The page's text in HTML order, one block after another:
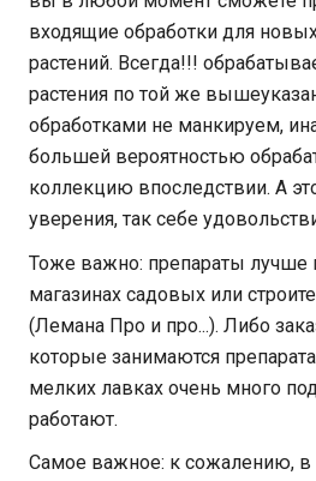
входящие обработки для
растений. Всегда!!!
растения по той же
обработками не манкируем,
большей вероятностью
коллекцию впоследствии. А
уверения, так себе
Тоже важно: препараты лучше
магазинах садовых или
(Лемана Про и про...). Либо
которые занимаются
мелких лавках очень много
работают.
Самое важное: к сожалению, в